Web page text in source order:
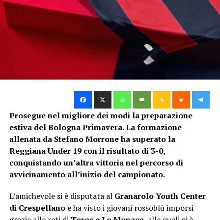
positiva, tutti sperano di arrivare a giocare questo genere
Parole che fotografano perfettamente lo stato d’animo
del gruppo: determinazione, consapevolezza dei propri
mezzi e rispetto per un avversario che nella stagione
regolare ha fatto meglio, ma che i rossoblù hanno già
Il cammino della Primavera rossoblù
La qualificazione alla Fase Finale rappresenta già di per
sé un traguardo storico per la Primavera del Bologna,
capace di chiudere la regular season tra le prime cinque
del campionato. Un percorso che ha entusiasmato il
settore giovanile rossoblù e che adesso prova a
Giovedì sera, al Tre Fontane, la squadra di Morrone ha
Prosegue nel migliore dei modi la preparazione
estiva del Bologna Primavera. La formazione
allenata da Stefano Morrone ha superato la
Reggiana Under 19 con il risultato di 3-0,
conquistando un’altra vittoria nel percorso di
avvicinamento all’inizio del campionato.
L’amichevole si è disputata al Granarolo Youth Center
di Crespellanoe ha visto i giovani rossoblù imporsi